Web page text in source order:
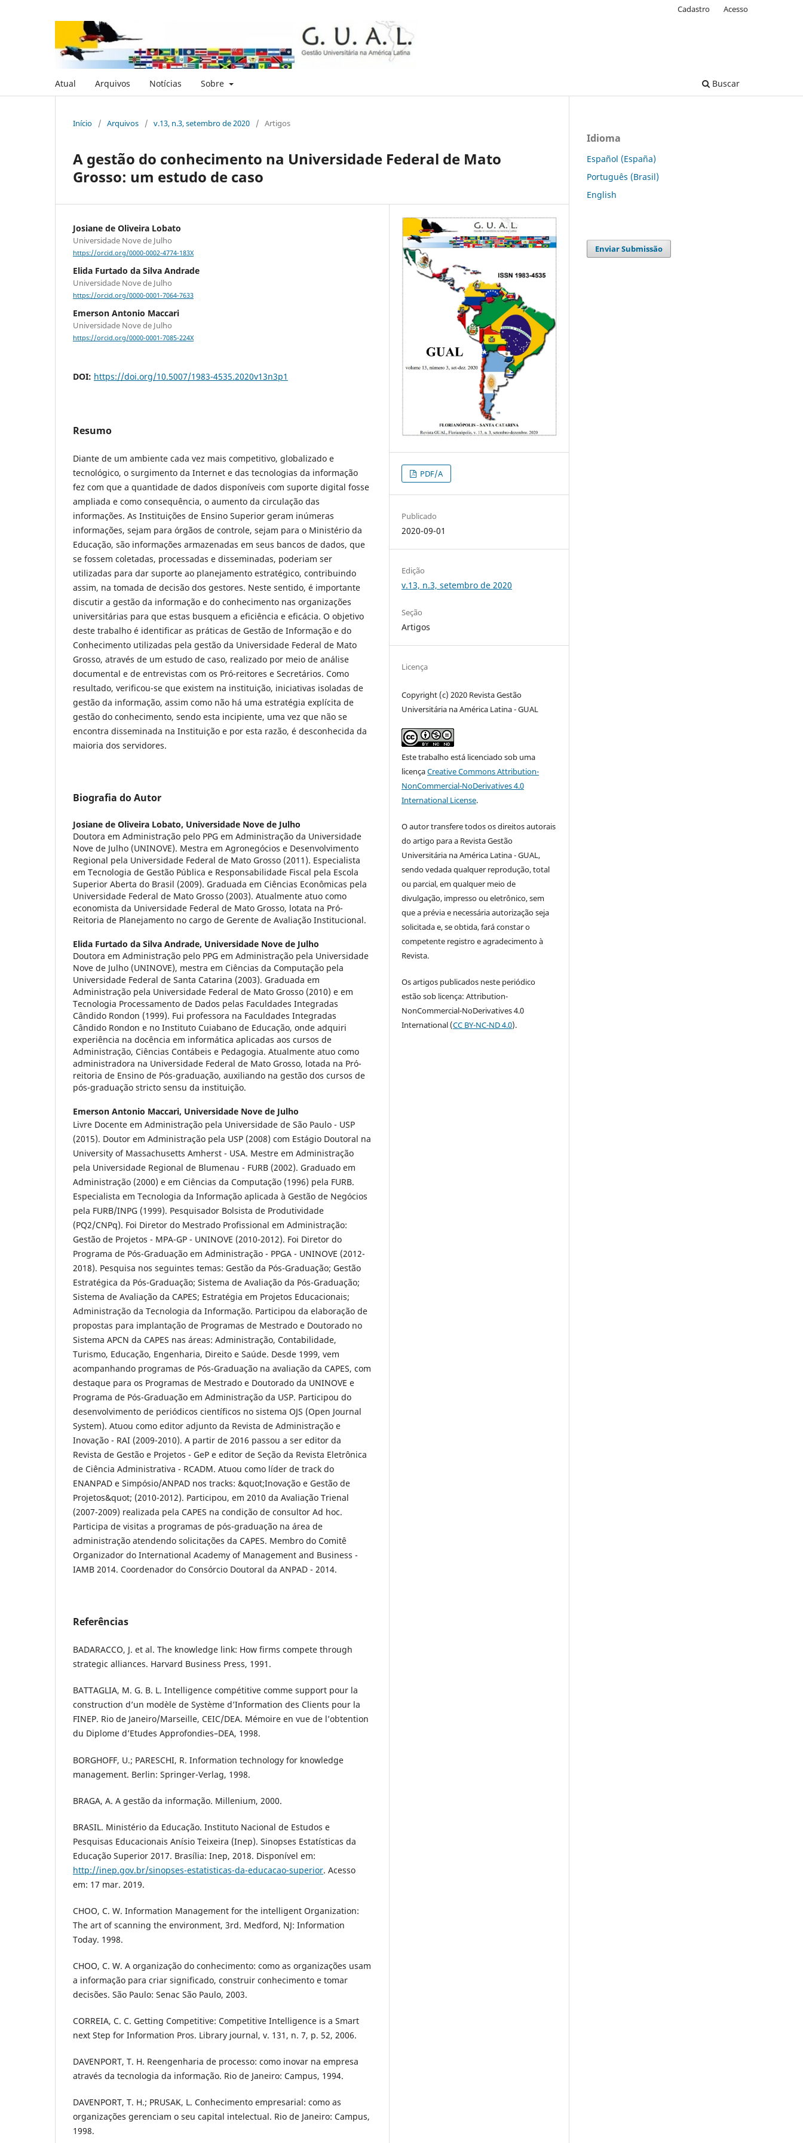
Atual Arquivos Notícias Sobre Buscar
Cadastro Acesso
Início / Arquivos / v.13, n.3, setembro de 2020 / Artigos
A gestão do conhecimento na Universidade Federal de Mato
Grosso: um estudo de caso
Josiane de Oliveira Lobato
Universidade Nove de Julho
https://orcid.org/0000-0002-4774-183X
Elida Furtado da Silva Andrade
Universidade Nove de Julho
https://orcid.org/0000-0001-7064-7633
Emerson Antonio Maccari
Universidade Nove de Julho
https://orcid.org/0000-0001-7085-224X
DOI: https://doi.org/10.5007/1983-4535.2020v13n3p1
Resumo
Diante de um ambiente cada vez mais competitivo, globalizado e
tecnológico, o surgimento da Internet e das tecnologias da informação
fez com que a quantidade de dados disponíveis com suporte digital fosse
ampliada e como consequência, o aumento da circulação das
informações. As Instituições de Ensino Superior geram inúmeras
informações, sejam para órgãos de controle, sejam para o Ministério da
Educação, são informações armazenadas em seus bancos de dados, que
se fossem coletadas, processadas e disseminadas, poderiam ser
utilizadas para dar suporte ao planejamento estratégico, contribuindo
assim, na tomada de decisão dos gestores. Neste sentido, é importante
discutir a gestão da informação e do conhecimento nas organizações
universitárias para que estas busquem a eficiência e eficácia. O objetivo
deste trabalho é identificar as práticas de Gestão de Informação e do
Conhecimento utilizadas pela gestão da Universidade Federal de Mato
Grosso, através de um estudo de caso, realizado por meio de análise
documental e de entrevistas com os Pró-reitores e Secretários. Como
resultado, verificou-se que existem na instituição, iniciativas isoladas de
gestão da informação, assim como não há uma estratégia explícita de
gestão do conhecimento, sendo esta incipiente, uma vez que não se
encontra disseminada na Instituição e por esta razão, é desconhecida da
maioria dos servidores.
Biografia do Autor
Josiane de Oliveira Lobato, Universidade Nove de Julho
Doutora em Administração pelo PPG em Administração da Universidade
Nove de Julho (UNINOVE). Mestra em Agronegócios e Desenvolvimento
Regional pela Universidade Federal de Mato Grosso (2011). Especialista
em Tecnologia de Gestão Pública e Responsabilidade Fiscal pela Escola
Superior Aberta do Brasil (2009). Graduada em Ciências Econômicas pela
Universidade Federal de Mato Grosso (2003). Atualmente atuo como
economista da Universidade Federal de Mato Grosso, lotata na Pró-
Reitoria de Planejamento no cargo de Gerente de Avaliação Institucional.
Elida Furtado da Silva Andrade, Universidade Nove de Julho
Doutora em Administração pelo PPG em Administração pela Universidade
Nove de Julho (UNINOVE), mestra em Ciências da Computação pela
Universidade Federal de Santa Catarina (2003). Graduada em
Administração pela Universidade Federal de Mato Grosso (2010) e em
Tecnologia Processamento de Dados pelas Faculdades Integradas
Cândido Rondon (1999). Fui professora na Faculdades Integradas
Cândido Rondon e no Instituto Cuiabano de Educação, onde adquiri
experiência na docência em informática aplicadas aos cursos de
Administração, Ciências Contábeis e Pedagogia. Atualmente atuo como
administradora na Universidade Federal de Mato Grosso, lotada na Pró-
reitoria de Ensino de Pós-graduação, auxiliando na gestão dos cursos de
pós-graduação stricto sensu da instituição.
Emerson Antonio Maccari, Universidade Nove de Julho
Livre Docente em Administração pela Universidade de São Paulo - USP
(2015). Doutor em Administração pela USP (2008) com Estágio Doutoral na
University of Massachusetts Amherst - USA. Mestre em Administração
pela Universidade Regional de Blumenau - FURB (2002). Graduado em
Administração (2000) e em Ciências da Computação (1996) pela FURB.
Especialista em Tecnologia da Informação aplicada à Gestão de Negócios
pela FURB/INPG (1999). Pesquisador Bolsista de Produtividade
(PQ2/CNPq). Foi Diretor do Mestrado Profissional em Administração:
Gestão de Projetos - MPA-GP - UNINOVE (2010-2012). Foi Diretor do
Programa de Pós-Graduação em Administração - PPGA - UNINOVE (2012-
2018). Pesquisa nos seguintes temas: Gestão da Pós-Graduação; Gestão
Estratégica da Pós-Graduação; Sistema de Avaliação da Pós-Graduação;
Sistema de Avaliação da CAPES; Estratégia em Projetos Educacionais;
Administração da Tecnologia da Informação. Participou da elaboração de
propostas para implantação de Programas de Mestrado e Doutorado no
Sistema APCN da CAPES nas áreas: Administração, Contabilidade,
Turismo, Educação, Engenharia, Direito e Saúde. Desde 1999, vem
acompanhando programas de Pós-Graduação na avaliação da CAPES, com
destaque para os Programas de Mestrado e Doutorado da UNINOVE e
Programa de Pós-Graduação em Administração da USP. Participou do
desenvolvimento de periódicos científicos no sistema OJS (Open Journal
System). Atuou como editor adjunto da Revista de Administração e
Inovação - RAI (2009-2010). A partir de 2016 passou a ser editor da
Revista de Gestão e Projetos - GeP e editor de Seção da Revista Eletrônica
de Ciência Administrativa - RCADM. Atuou como líder de track do
ENANPAD e Simpósio/ANPAD nos tracks: &quot;Inovação e Gestão de
Projetos&quot; (2010-2012). Participou, em 2010 da Avaliação Trienal
(2007-2009) realizada pela CAPES na condição de consultor Ad hoc.
Participa de visitas a programas de pós-graduação na área de
administração atendendo solicitações da CAPES. Membro do Comitê
Organizador do International Academy of Management and Business -
IAMB 2014. Coordenador do Consórcio Doutoral da ANPAD - 2014.
Referências
BADARACCO, J. et al. The knowledge link: How firms compete through
strategic alliances. Harvard Business Press, 1991.
BATTAGLIA, M. G. B. L. Intelligence compétitive comme support pour la
construction d’un modèle de Système d’Information des Clients pour la
FINEP. Rio de Janeiro/Marseille, CEIC/DEA. Mémoire en vue de l’obtention
du Diplome d’Etudes Approfondies–DEA, 1998.
BORGHOFF, U.; PARESCHI, R. Information technology for knowledge
management. Berlin: Springer-Verlag, 1998.
BRAGA, A. A gestão da informação. Millenium, 2000.
BRASIL. Ministério da Educação. Instituto Nacional de Estudos e
Pesquisas Educacionais Anísio Teixeira (Inep). Sinopses Estatísticas da
Educação Superior 2017. Brasília: Inep, 2018. Disponível em:
http://inep.gov.br/sinopses-estatisticas-da-educacao-superior. Acesso
em: 17 mar. 2019.
CHOO, C. W. Information Management for the intelligent Organization:
The art of scanning the environment, 3rd. Medford, NJ: Information
Today. 1998.
CHOO, C. W. A organização do conhecimento: como as organizações usam
a informação para criar significado, construir conhecimento e tomar
decisões. São Paulo: Senac São Paulo, 2003.
CORREIA, C. C. Getting Competitive: Competitive Intelligence is a Smart
next Step for Information Pros. Library journal, v. 131, n. 7, p. 52, 2006.
DAVENPORT, T. H. Reengenharia de processo: como inovar na empresa
através da tecnologia da informação. Rio de Janeiro: Campus, 1994.
DAVENPORT, T. H.; PRUSAK, L. Conhecimento empresarial: como as
organizações gerenciam o seu capital intelectual. Rio de Janeiro: Campus,
1998.
PDF/A
Publicado
2020-09-01
Edição
v.13, n.3, setembro de 2020
Seção
Artigos
Licença
Copyright (c) 2020 Revista Gestão
Universitária na América Latina - GUAL
Este trabalho está licenciado sob uma
licençaCreative Commons Attribution-
NonCommercial-NoDerivatives 4.0
International License.
O autor transfere todos os direitos autorais
do artigo para a Revista Gestão
Universitária na América Latina - GUAL,
sendo vedada qualquer reprodução, total
ou parcial, em qualquer meio de
divulgação, impresso ou eletrônico, sem
que a prévia e necessária autorização seja
solicitada e, se obtida, fará constar o
competente registro e agradecimento à
Revista.
Os artigos publicados neste periódico
estão sob licença: Attribution-
NonCommercial-NoDerivatives 4.0
International (CC BY-NC-ND 4.0).
Idioma
Español (España)
Português (Brasil)
English
Enviar Submissão